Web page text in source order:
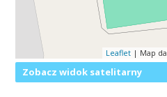
Leaflet| Map
Zobacz widok satelitarny